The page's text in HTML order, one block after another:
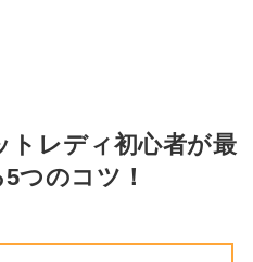
トレディ初心者が最
つのコツ！